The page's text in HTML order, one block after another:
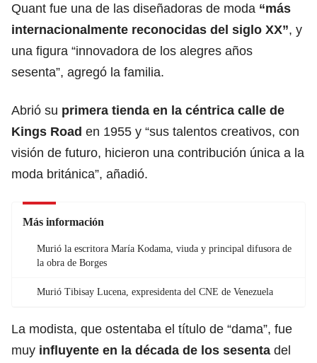
Quant fue una de las diseñadoras de moda “más
internacionalmente reconocidas del siglo XX”, y
una figura “innovadora de los alegres años
sesenta”, agregó la familia.
Abrió su primera tienda en la céntrica calle de
Kings Road en 1955 y “sus talentos creativos, con
visión de futuro, hicieron una contribución única a la
moda británica”, añadió.
Más información
Murió la escritora María Kodama, viuda y principal difusora de
la obra de Borges
Murió Tibisay Lucena, expresidenta del CNE de Venezuela
La modista, que ostentaba el título de “dama”, fue
muy influyente en la década de los sesenta del